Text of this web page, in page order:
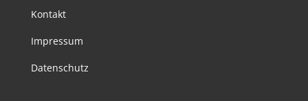
Kontakt
Impressum
Datenschutz